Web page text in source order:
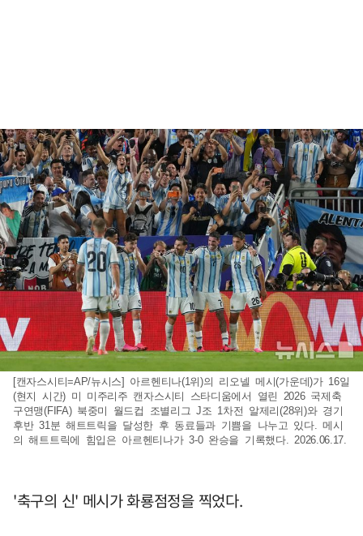
[캔자스시티=AP/뉴시스] 아르헨티나(1위)의 리오넬 메시(가운데)가 16일
(현지 시간) 미 미주리주 캔자스시티 스타디움에서 열린 2026 국제축
구연맹(FIFA) 북중미 월드컵 조별리그 J조 1차전 알제리(28위)와 경기
후반 31분 해트트릭을 달성한 후 동료들과 기쁨을 나누고 있다. 메시
의 해트트릭에 힘입은 아르헨티나가 3-0 완승을 기록했다. 2026.06.17.
'축구의 신' 메시가 화룡점정을 찍었다.